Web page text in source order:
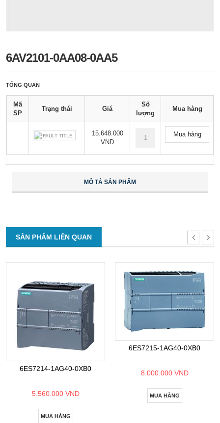
6AV2101-0AA08-0AA5
TỔNG QUAN
Mã
SP
Trạng thái Giá
Số
lượng
Mua hàng
DEFAULT TITLE
15.648.000
VND
Mua hàng
MÔ TẢ SẢN PHẨM
SẢN PHẨM LIÊN QUAN
6ES7214-1AG40-0XB0
5.560.000 VND
MUA HÀNG
6ES7215-1AG40-0XB0
8.000.000 VND
MUA HÀNG